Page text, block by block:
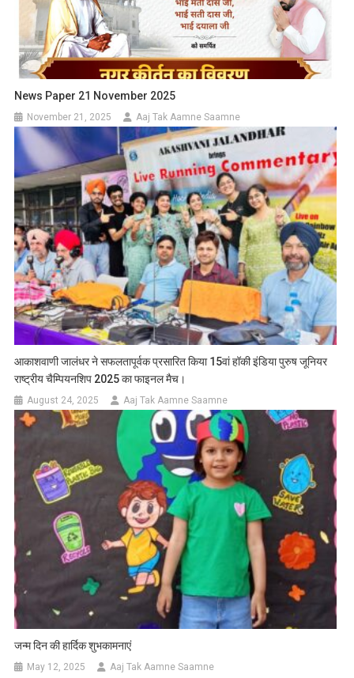
News Paper 21 November 2025
November 21, 2025 Aaj Tak Aamne Saamne
आकाशवाणी जालंधर ने सफलतापूर्वक प्रसारित किया 15वां हॉकी इंडिया पुरुष जूनियर
राष्ट्रीय चैम्पियनशिप 2025 का फाइनल मैच।
August 24, 2025 Aaj Tak Aamne Saamne
जन्म दिन की हार्दिक शुभकामनाएं
May 12, 2025 Aaj Tak Aamne Saamne